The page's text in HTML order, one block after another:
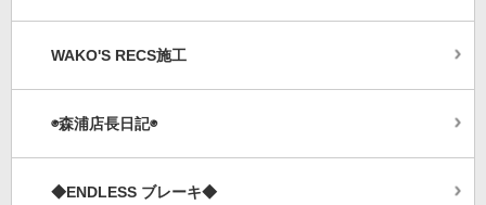
WAKO'S RECS施工
◉森浦店長日記◉
◆ENDLESS ブレーキ◆